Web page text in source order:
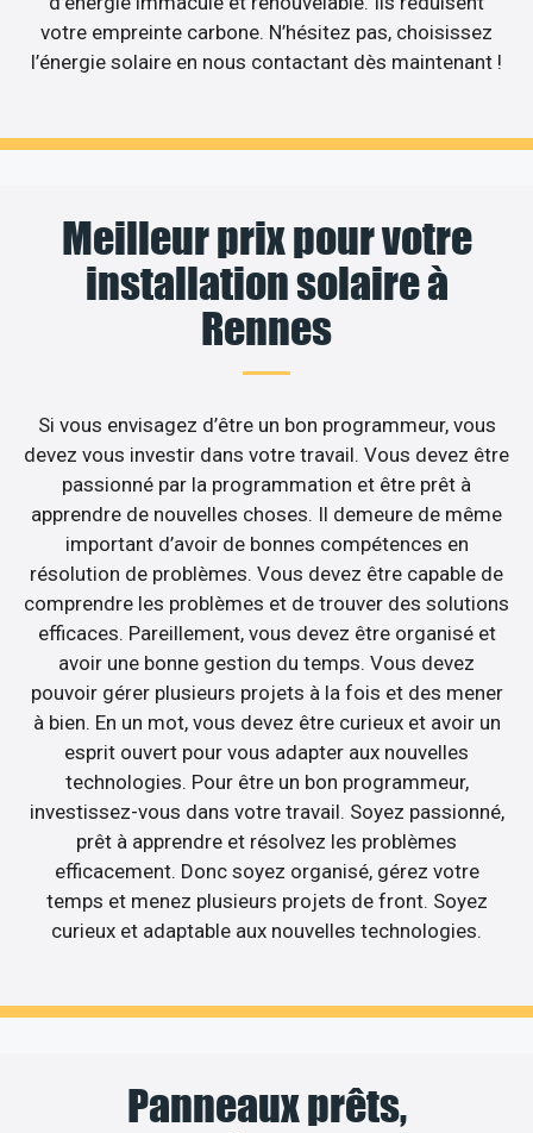
votre empreinte carbone. N’hésitez pas, choisissez
l’énergie solaire en nous contactant dès maintenant !
Meilleur prix pour votre
installation solaire à
Rennes
Si vous envisagez d’être un bon programmeur, vous
devez vous investir dans votre travail. Vous devez être
passionné par la programmation et être prêt à
apprendre de nouvelles choses. Il demeure de même
important d’avoir de bonnes compétences en
résolution de problèmes. Vous devez être capable de
comprendre les problèmes et de trouver des solutions
efficaces. Pareillement, vous devez être organisé et
avoir une bonne gestion du temps. Vous devez
pouvoir gérer plusieurs projets à la fois et des mener
à bien. En un mot, vous devez être curieux et avoir un
esprit ouvert pour vous adapter aux nouvelles
technologies. Pour être un bon programmeur,
investissez-vous dans votre travail. Soyez passionné,
prêt à apprendre et résolvez les problèmes
efficacement. Donc soyez organisé, gérez votre
temps et menez plusieurs projets de front. Soyez
curieux et adaptable aux nouvelles technologies.
Panneaux prêts,